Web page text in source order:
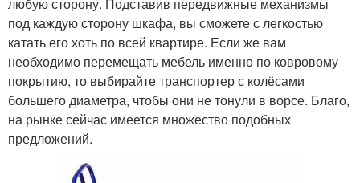
под каждую сторону шкафа, вы сможете с легкостью
катать его хоть по всей квартире. Если же вам
необходимо перемещать мебель именно по ковровому
покрытию, то выбирайте транспортер с колёсами
большего диаметра, чтобы они не тонули в ворсе. Благо,
на рынке сейчас имеется множество подобных
предложений.